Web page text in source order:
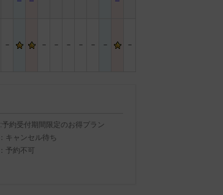
－ － － － － － － －
:予約受付期間限定のお得プラン
：キャンセル待ち
：予約不可